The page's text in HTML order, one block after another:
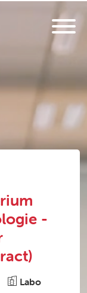
-
Labo